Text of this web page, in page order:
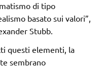
di tipo
basato sui valori”,
Stubb.
questi elementi, la
sembrano